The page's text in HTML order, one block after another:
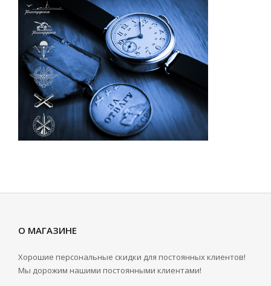
О МАГАЗИНЕ
Хорошие персональные скидки для постоянных клиентов!
Мы дорожим нашими постоянными клиентами!